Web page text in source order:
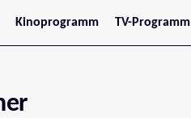
Kinoprogramm
Jetzt im Kino
TV-Programm